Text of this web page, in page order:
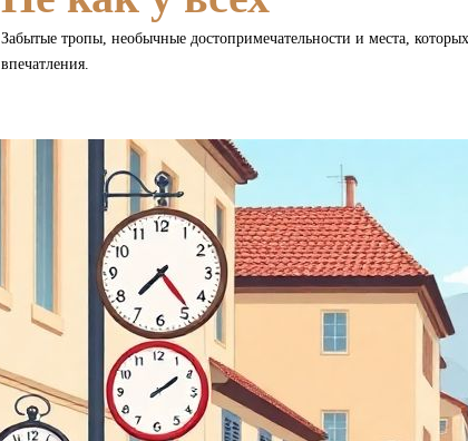
Забытые тропы, необычные достопримечательности и места,
впечатления.